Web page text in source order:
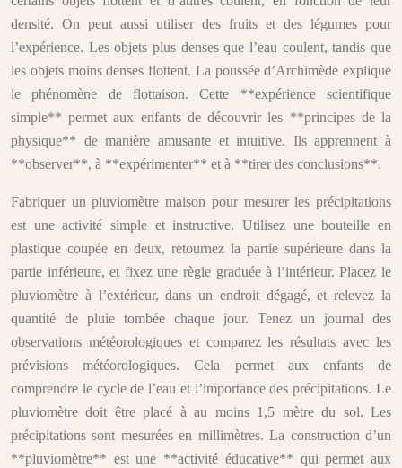
densité. On peut aussi utiliser des fruits et des légumes pour
l’expérience. Les objets plus denses que l’eau coulent, tandis que
les objets moins denses flottent. La poussée d’Archimède explique
le phénomène de flottaison. Cette **expérience scientifique
simple** permet aux enfants de découvrir les **principes de la
physique** de manière amusante et intuitive. Ils apprennent à
**observer**, à **expérimenter** et à **tirer des conclusions**.
Fabriquer un pluviomètre maison pour mesurer les précipitations
est une activité simple et instructive. Utilisez une bouteille en
plastique coupée en deux, retournez la partie supérieure dans la
partie inférieure, et fixez une règle graduée à l’intérieur. Placez le
pluviomètre à l’extérieur, dans un endroit dégagé, et relevez la
quantité de pluie tombée chaque jour. Tenez un journal des
observations météorologiques et comparez les résultats avec les
prévisions météorologiques. Cela permet aux enfants de
comprendre le cycle de l’eau et l’importance des précipitations. Le
pluviomètre doit être placé à au moins 1,5 mètre du sol. Les
précipitations sont mesurées en millimètres. La construction d’un
**pluviomètre** est une **activité éducative** qui permet aux